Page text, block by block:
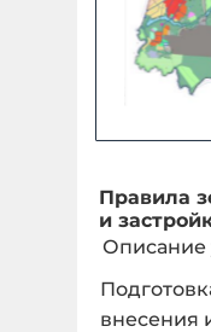
Правила
и
Описание
внесения